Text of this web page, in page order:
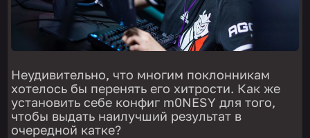
Неудивительно, что многим поклонникам
хотелось бы перенять его хитрости. Как же
установить себе конфиг m0NESY для того,
чтобы выдать наилучший результат в
очередной катке?